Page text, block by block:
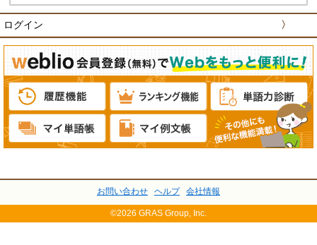
ログイン 〉
お問い合わせ ヘルプ 会社情報
©2026 GRAS Group, Inc.